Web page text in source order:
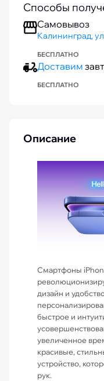
Способы
Самовывоз
Калининград,
БЕСПЛАТНО
Доставим
БЕСПЛАТНО
Описание
Смартфоны
дизайн и
быстрое и
увеличенное
красивые,
устройство,
рук.